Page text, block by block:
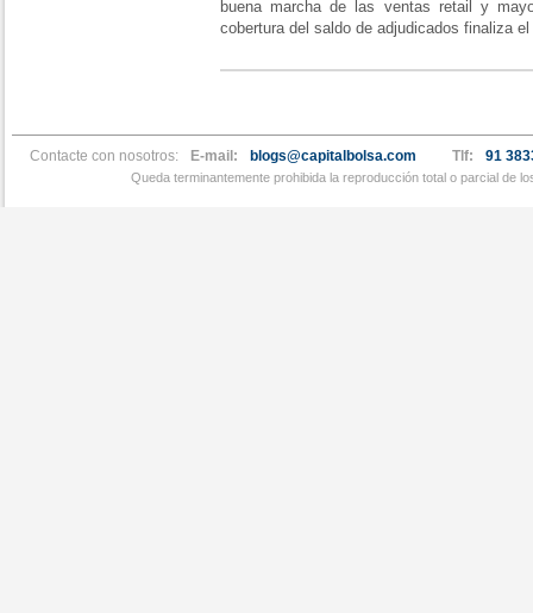
buena marcha de las ventas retail y
cobertura del saldo de adjudicados finaliza
Contacte con nosotros: E-mail: blogs@capitalbolsa.com Tlf: 91
Queda terminantemente prohibida la reproducción total o parcial de